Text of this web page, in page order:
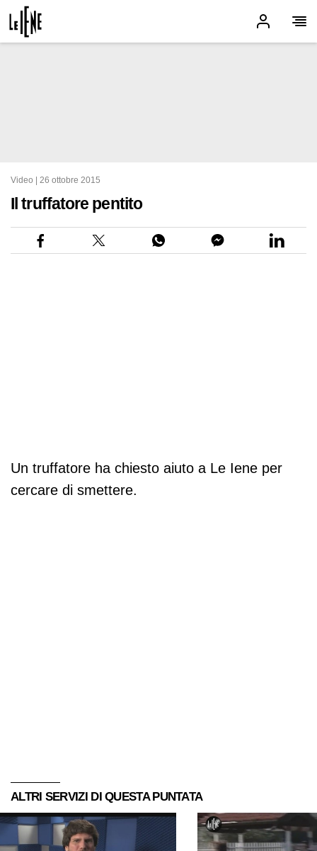
Video | 26 ottobre 2015
Il truffatore pentito
Un truffatore ha chiesto aiuto a Le Iene per
cercare di smettere.
ALTRI SERVIZI DI QUESTA PUNTATA